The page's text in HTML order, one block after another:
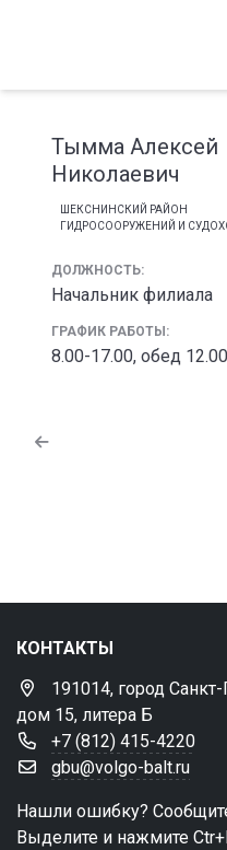
Тымма Алексей
Николаевич
ШЕКСНИНСКИЙ РАЙОН
ГИДРОСООРУЖЕНИЙ И
ДОЛЖНОСТЬ:
Начальник филиала
ГРАФИК РАБОТЫ:
8.00-17.00, обед
КОНТАКТЫ
191014, город
дом 15, литера Б
+7 (812) 415-4220
gbu@volgo-balt.ru
Нашли ошибку?
Выделите и нажмите